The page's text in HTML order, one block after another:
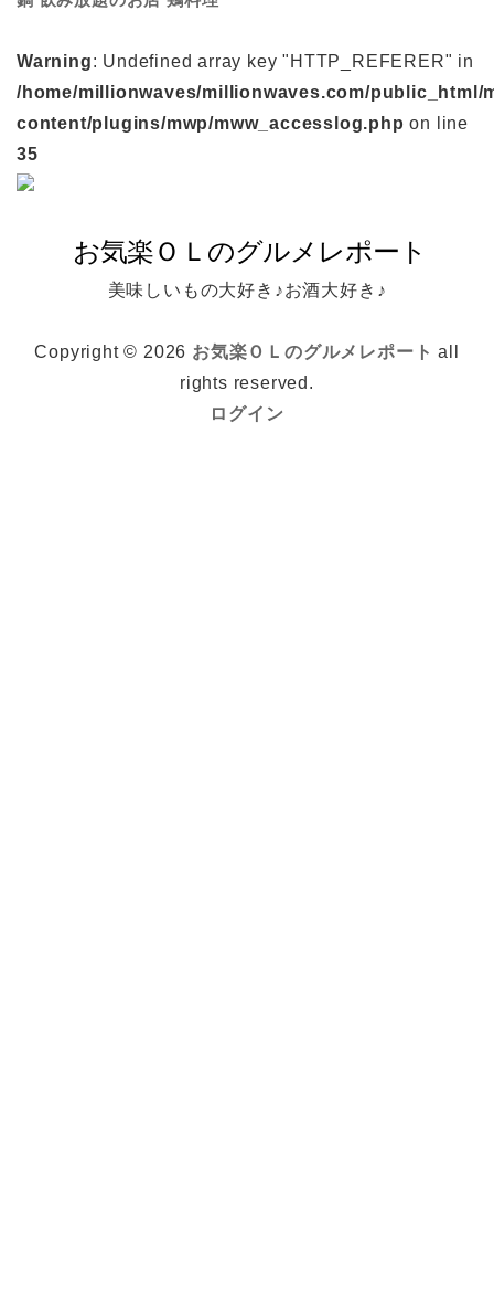
Warning: Undefined array key "HTTP_REFERER" in
/home/millionwaves/millionwaves.com/public_html/
content/plugins/mwp/mww_accesslog.php on line
35
美味しいもの大好き♪お酒大好き♪
Copyright © 2026 お気楽ＯＬのグルメレポート all
rights reserved.
ログイン